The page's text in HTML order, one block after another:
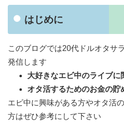
はじめに
このブログでは20代ドルオタサ
発信します
大好きなエビ中のライブに
オタ活するためのお金の貯
エビ中に興味がある方やオタ活
方はぜひ参考にして下さい